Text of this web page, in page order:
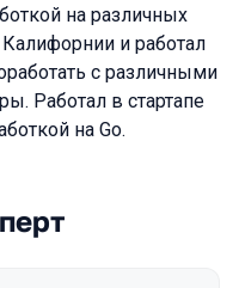
на различных
и работал
с различными
Работал в стартапе
на Go.
2020 Moscow